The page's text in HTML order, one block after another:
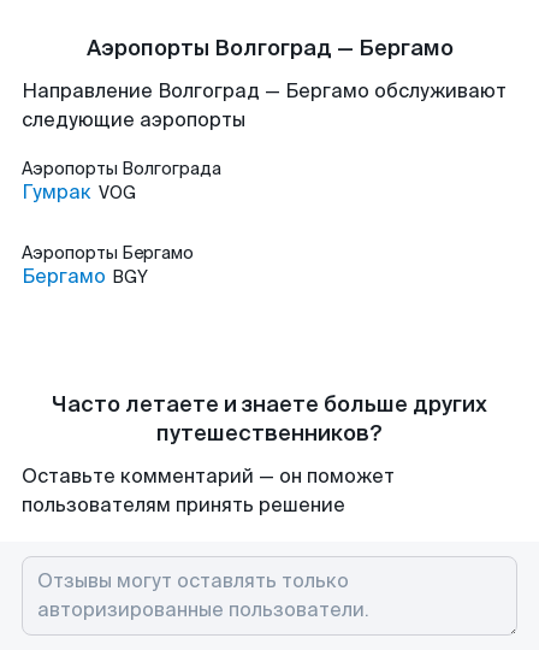
Аэропорты Волгоград — Бергамо
Направление Волгоград — Бергамо обслуживают
следующие аэропорты
Аэропорты Волгограда
Гумрак VOG
Аэропорты Бергамо
Бергамо BGY
Часто летаете и знаете больше других
путешественников?
Оставьте комментарий — он поможет
пользователям принять решение